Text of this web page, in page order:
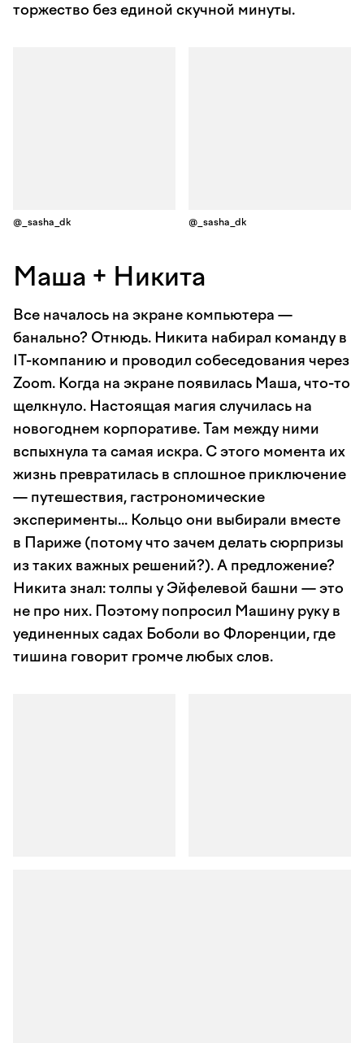
торжество без единой скучной минуты.
@_sasha_dk @_sasha_dk
Маша + Никита
Все началось на экране компьютера —
банально? Отнюдь. Никита набирал команду в
IT-компанию и проводил собеседования через
Zoom. Когда на экране появилась Маша, что-то
щелкнуло. Настоящая магия случилась на
новогоднем корпоративе. Там между ними
вспыхнула та самая искра. С этого момента их
жизнь превратилась в сплошное приключение
— путешествия, гастрономические
эксперименты... Кольцо они выбирали вместе
в Париже (потому что зачем делать сюрпризы
из таких важных решений?). А предложение?
Никита знал: толпы у Эйфелевой башни — это
не про них. Поэтому попросил Машину руку в
уединенных садах Боболи во Флоренции, где
тишина говорит громче любых слов.